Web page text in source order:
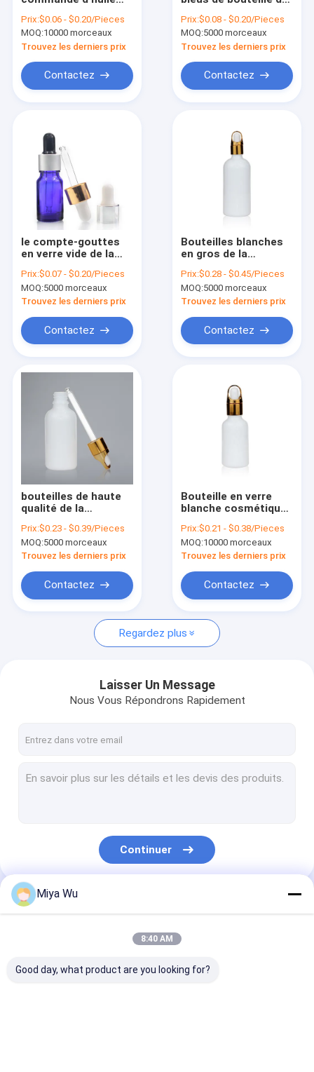
Produits
À propos de nous
visite de l'usine
Contrôle de la qualité
Nouvelles
Demandez un devis
Bouteilles de conditionnement en plastique
Bouteille de mousse en plastique
Bouteille en plastique de lotion
Bouteilles de compte-gouttes de sérum
Bouteilles liquides de base
couleur 5ml de
compte-gouttes
d'Amber Color Glass
Bottles With
Prix:$0.06 - $0.20/Pieces
MOQ:10000 morceaux
Trouvez les derniers prix
Contactez
d'huile essentielle du
conteneur 20ml
cosmétique
Prix:$0.08 - $0.20/Pieces
MOQ:5000 morceaux
Trouvez les derniers prix
Contactez
le compte-gouttes
en verre vide de la
met en bouteille avec
des bouteilles en
verre de compte-
Prix:$0.07 - $0.20/Pieces
MOQ:5000 morceaux
Trouvez les derniers prix
Contactez
Bouteilles blanches
en gros de la
avec le compte-
gouttes en verre
pour les huiles
Prix:$0.28 - $0.45/Pieces
MOQ:5000 morceaux
Trouvez les derniers prix
Contactez
bouteilles de haute
qualité de la
le compte-gouttes
en verre pour les
huiles essentielles
Prix:$0.23 - $0.39/Pieces
MOQ:5000 morceaux
Trouvez les derniers prix
Contactez
Bouteille en verre
blanche cosmétique
compte-gouttes de
la bouteille 30ml de
compte-gouttes de
Prix:$0.21 - $0.38/Pieces
MOQ:10000 morceaux
Trouvez les derniers prix
Contactez
Regardez plus
Laisser Un Message
Nous Vous Répondrons Rapidement
Continuer
Nos Catégories
Miya Wu
8:40 AM
Good day, what product are you looking for?